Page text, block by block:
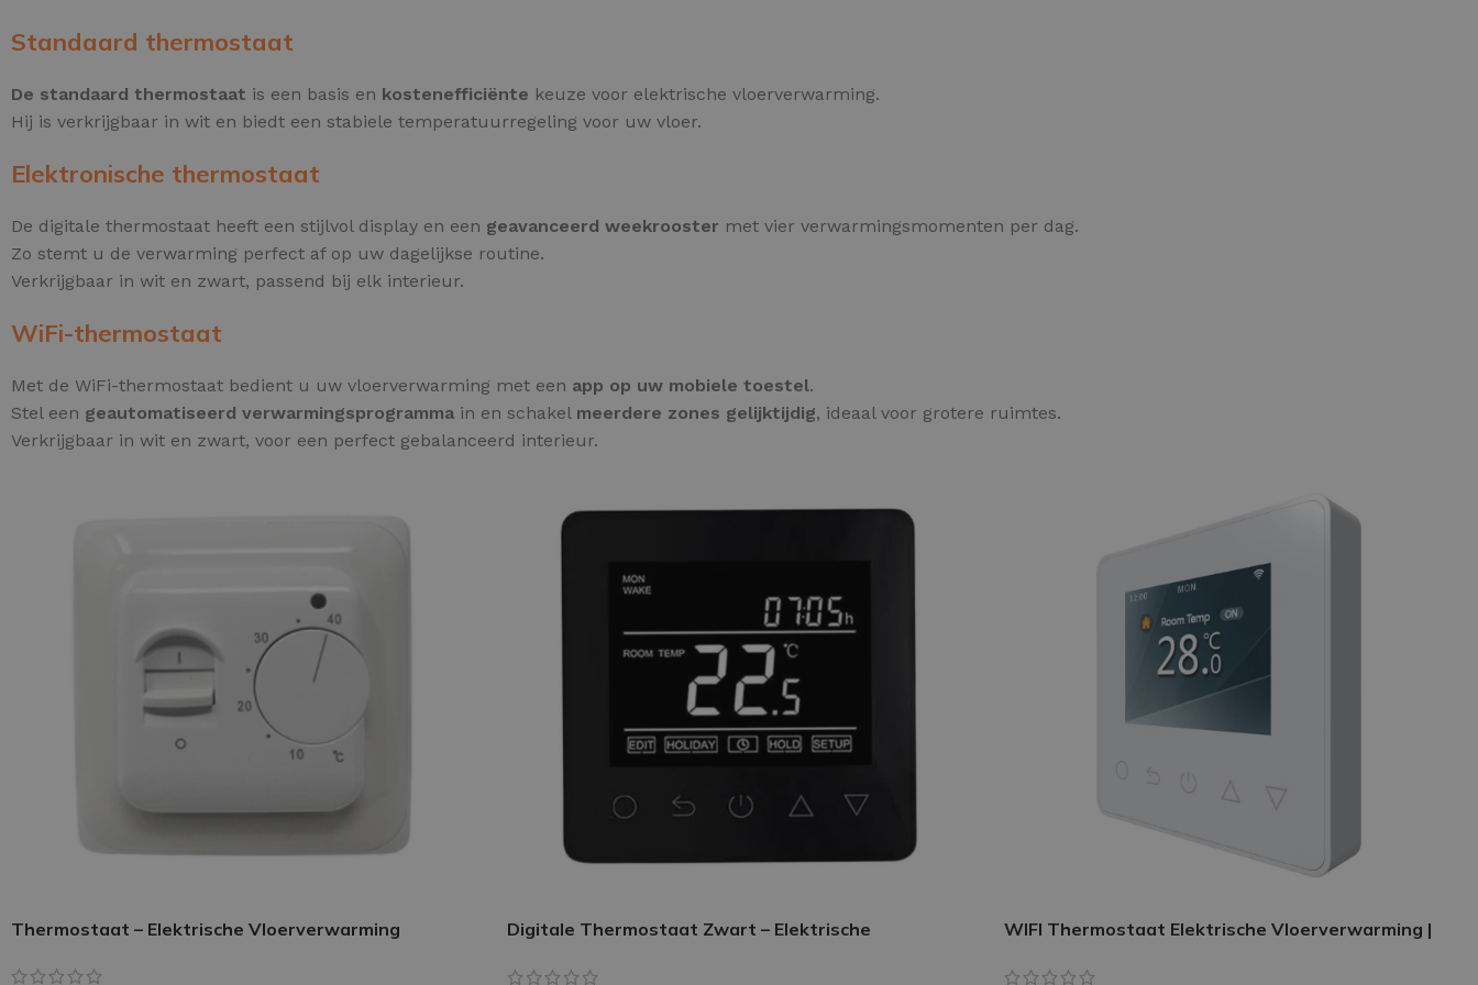
Standaard thermostaat
De standaard thermostaat is een basis en kostenefficiënte keuze voor elektrische vloerverwarming.
Hij is verkrijgbaar in wit en biedt een stabiele temperatuurregeling voor uw vloer.
Elektronische thermostaat
De digitale thermostaat heeft een stijlvol display en een geavanceerd weekrooster met vier verwarmingsmomenten per dag.
Zo stemt u de verwarming perfect af op uw dagelijkse routine.
Verkrijgbaar in wit en zwart, passend bij elk interieur.
WiFi-thermostaat
Met de WiFi-thermostaat bedient u uw vloerverwarming met een app op uw mobiele toestel.
Stel een geautomatiseerd verwarmingsprogramma in en schakel meerdere zones gelijktijdig, ideaal voor grotere ruimtes.
Verkrijgbaar in wit en zwart, voor een perfect gebalanceerd interieur.
Thermostaat – Elektrische Vloerverwarming
Digitale Thermostaat Zwart – Elektrische
WIFI Thermostaat Elektrische Vloerverwarming |